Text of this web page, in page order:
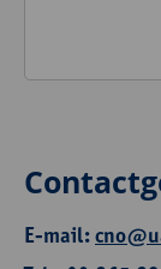
E-mail: